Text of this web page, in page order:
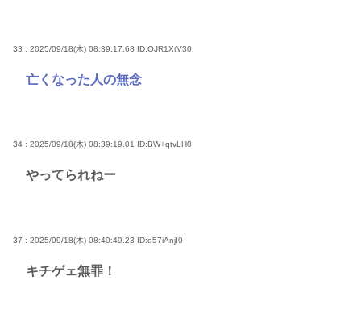
33 : 2025/09/18(木) 08:39:17.68 ID:OJR1XtV30
亡くなった人の無念
34 : 2025/09/18(木) 08:39:19.01 ID:BW+qtvLH0
やってられねー
37 : 2025/09/18(木) 08:40:49.23 ID:o57iAnjI0
キチゲェ無罪！